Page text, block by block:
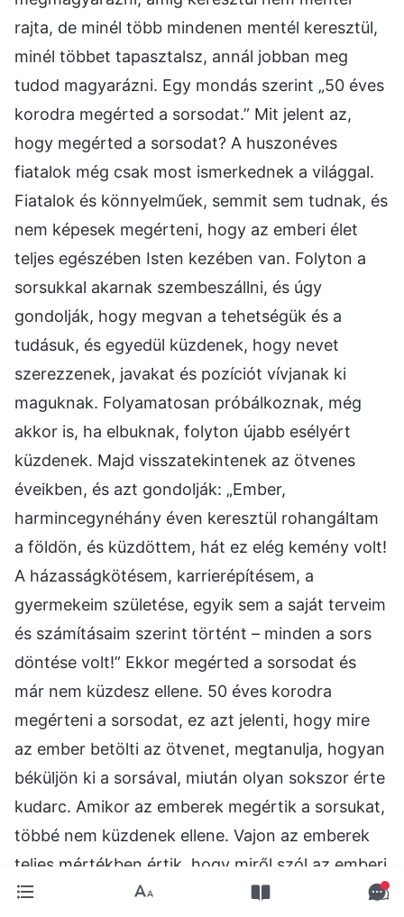
rajta, de minél több mindenen mentél keresztül,
minél többet tapasztalsz, annál jobban meg
tudod magyarázni. Egy mondás szerint „50 éves
korodra megérted a sorsodat.” Mit jelent az,
hogy megérted a sorsodat? A huszonéves
fiatalok még csak most ismerkednek a világgal.
Fiatalok és könnyelműek, semmit sem tudnak, és
nem képesek megérteni, hogy az emberi élet
teljes egészében Isten kezében van. Folyton a
sorsukkal akarnak szembeszállni, és úgy
gondolják, hogy megvan a tehetségük és a
tudásuk, és egyedül küzdenek, hogy nevet
szerezzenek, javakat és pozíciót vívjanak ki
maguknak. Folyamatosan próbálkoznak, még
akkor is, ha elbuknak, folyton újabb esélyért
küzdenek. Majd visszatekintenek az ötvenes
éveikben, és azt gondolják: „Ember,
harmincegynéhány éven keresztül rohangáltam
a földön, és küzdöttem, hát ez elég kemény volt!
A házasságkötésem, karrierépítésem, a
gyermekeim születése, egyik sem a saját terveim
és számításaim szerint történt – minden a sors
döntése volt!” Ekkor megérted a sorsodat és
már nem küzdesz ellene. 50 éves korodra
megérteni a sorsodat, ez azt jelenti, hogy mire
az ember betölti az ötvenet, megtanulja, hogyan
béküljön ki a sorsával, miután olyan sokszor érte
kudarc. Amikor az emberek megértik a sorsukat,
többé nem küzdenek ellene. Vajon az emberek
teljes mértékben értik, hogy miről szól az emberi
élet, miről szól Isten szuverenitása az emberiség